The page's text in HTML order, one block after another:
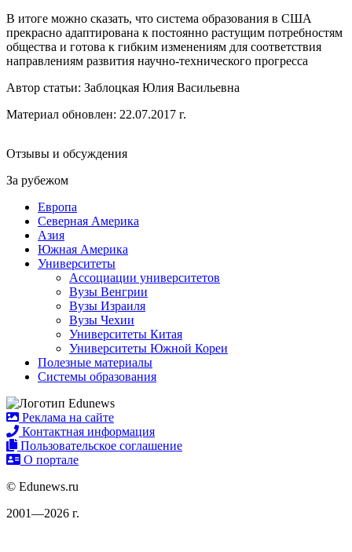
В итоге можно сказать, что система образования в США
прекрасно адаптирована к постоянно растущим потребностям
общества и готова к гибким изменениям для соответствия
направлениям развития научно-технического прогресса
Автор статьи: Заблоцкая Юлия Васильевна
Материал обновлен: 22.07.2017 г.
Отзывы и обсуждения
За рубежом
Европа
Северная Америка
Азия
Южная Америка
Университеты
Ассоциации университетов
Вузы Венгрии
Вузы Израиля
Вузы Чехии
Университеты Китая
Университеты Южной Кореи
Полезные материалы
Системы образования
Реклама на сайте
Контактная информация
Пользовательское соглашение
О портале
© Edunews.ru
2001—2026 г.